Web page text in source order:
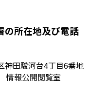
の所在地及び電話
神田駿河台4丁目6番地
公開閲覧室